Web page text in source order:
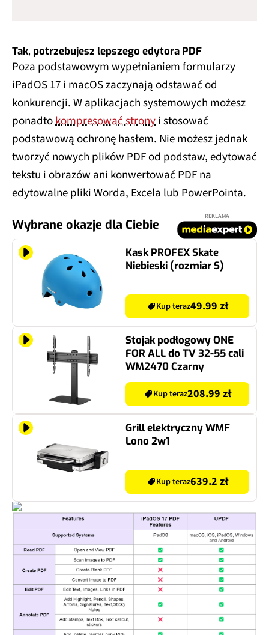
Tak, potrzebujesz lepszego edytora PDF
Poza podstawowym wypełnianiem formularzy
iPadOS 17 i macOS zaczynają odstawać od
konkurencji. W aplikacjach systemowych możesz
ponadtokompresować stronyi stosować
podstawową ochronę hasłem. Nie możesz jednak
tworzyć nowych plików PDF od podstaw, edytować
tekstu i obrazów ani konwertować PDF na
edytowalne pliki Worda, Excela lub PowerPointa.
Wybrane okazje dla Ciebie
REKLAMA
Kask PROFEX Skate
Niebieski (rozmiar S)
Kup teraz49.99 zł
Stojak podłogowy ONE
FOR ALL do TV 32-55 cali
WM2470 Czarny
Kup teraz208.99 zł
Grill elektryczny WMF
Lono 2w1
Kup teraz639.2 zł